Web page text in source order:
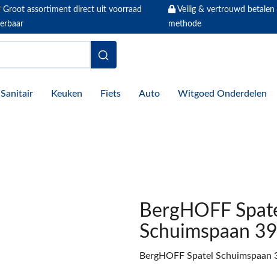
Groot assortiment direct uit voorraad
Veilig & vertrouwd betalen
methode
Sanitair Keuken Fiets Auto Witgoed Onderdelen
BergHOFF
Schuimspaan
BergHOFF Spatel Schuimspaan